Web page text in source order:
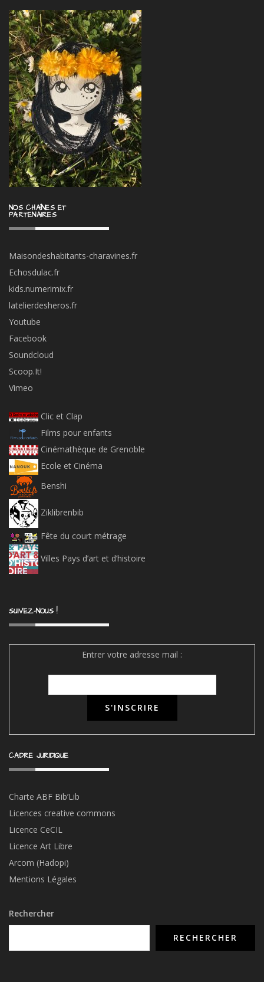
NOS CHAÎNES ET
PARTENAIRES
Maisondeshabitants-charavines.fr
Echosdulac.fr
kids.numerimix.fr
latelierdesheros.fr
Youtube
Facebook
Soundcloud
Scoop.It!
Vimeo
Clic et Clap
Films pour enfants
Cinémathèque de Grenoble
Ecole et Cinéma
Benshi
Ziklibrenbib
Fête du court métrage
Villes Pays d’art et d’histoire
SUIVEZ-NOUS !
Entrer votre adresse mail :
CADRE JURIDIQUE
Charte ABF Bib’Lib
Licences creative commons
Licence CeCIL
Licence Art Libre
Arcom (Hadopi)
Mentions Légales
Rechercher
RECHERCHER